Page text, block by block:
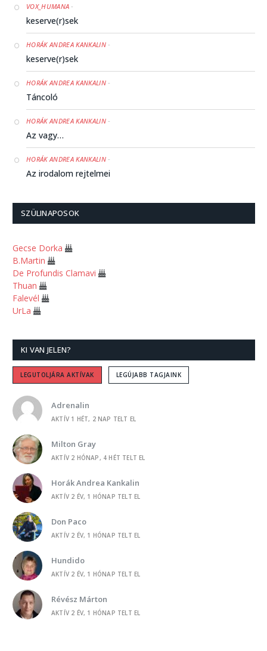
VOX_HUMANA -
keserve(r)sek
HORÁK ANDREA KANKALIN-
keserve(r)sek
HORÁK ANDREA KANKALIN-
Táncoló
HORÁK ANDREA KANKALIN-
Az vagy…
HORÁK ANDREA KANKALIN-
Az irodalom rejtelmei
Árva Marci
Kétségek hexameterben
HORÁK ANDREA KANKALIN-
Ez a beszéd 6/6
SAILOR
HORÁK ANDREA KANKALIN
Talán
Levendulák a szélben
PC-élet
HORÁK ANDREA KANKALIN
Árva Marci
HORÁK ANDREA KANKALIN
A mi kertünk
NAPFENY -
Hoztam egy szál ibolyát
TÓTH LÁSZLÓNÉ RITA -
Tárgyalás
TÓTH LÁSZLÓNÉ RITA -
SZÜLINAPOSOK
Gecse Dorka
B.Martin
De Profundis Clamavi
Thuan
Falevél
UrLa
KI VAN JELEN?
LEGUTOLJÁRA AKTÍVAK LEGÚJABB TAGJAINK
Adrenalin
AKTÍV 1 HÉT, 2 NAP TELT EL
Milton Gray
AKTÍV 2 HÓNAP, 4 HÉT TELT EL
Horák Andrea Kankalin
AKTÍV 2 ÉV, 1 HÓNAP TELT EL
Don Paco
AKTÍV 2 ÉV, 1 HÓNAP TELT EL
Hundido
AKTÍV 2 ÉV, 1 HÓNAP TELT EL
Révész Márton
AKTÍV 2 ÉV, 1 HÓNAP TELT EL